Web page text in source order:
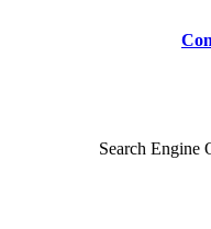
Search Engine